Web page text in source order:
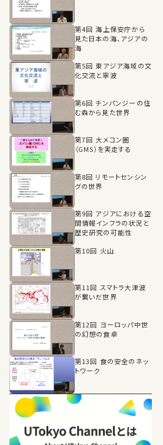
第4回 海上保安庁から
見た日本の海、アジアの
海
第5回 東アジア海域の文
化交流と寧波
第6回 チンパンジーの住
む森から見た世界
第7回 大メコン圏
（GMS）を実走する
第8回 リモートセンシン
グの世界
第9回 アジアにおける空
間情報インフラの状況と
歴史研究の可能性
第10回 火山
第11回 スマトラ大津波
が繋いだ世界
第12回 ヨーロッパ中世
の幻想の食卓
第13回 食の安全のネッ
トワーク